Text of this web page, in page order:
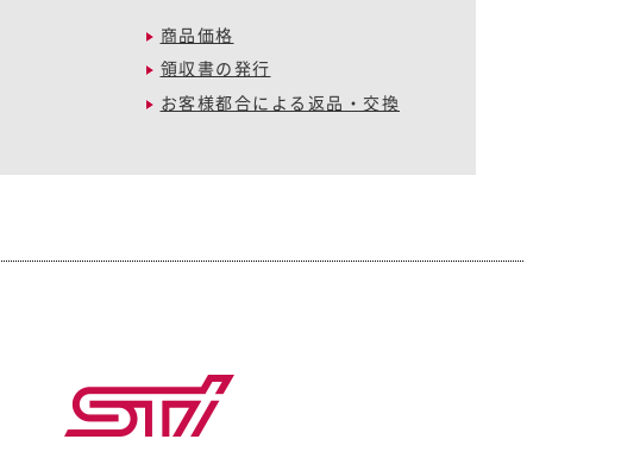
商品価格
領収書の発行
お客様都合による返品・交換